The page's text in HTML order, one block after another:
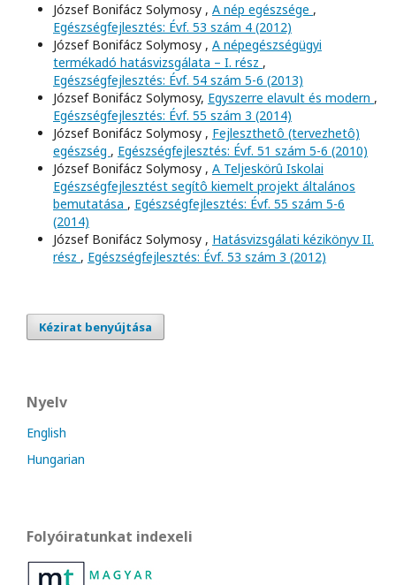
József Bonifácz Solymosy , A nép egészsége ,
Egészségfejlesztés: Évf. 53 szám 4 (2012)
József Bonifácz Solymosy , A népegészségügyi
termékadó hatásvizsgálata – I. rész ,
Egészségfejlesztés: Évf. 54 szám 5-6 (2013)
József Bonifácz Solymosy, Egyszerre elavult és modern ,
Egészségfejlesztés: Évf. 55 szám 3 (2014)
József Bonifácz Solymosy , Fejleszthetô (tervezhetô)
egészség , Egészségfejlesztés: Évf. 51 szám 5-6 (2010)
József Bonifácz Solymosy , A Teljeskörû Iskolai
Egészségfejlesztést segítô kiemelt projekt általános
bemutatása , Egészségfejlesztés: Évf. 55 szám 5-6
(2014)
József Bonifácz Solymosy , Hatásvizsgálati kézikönyv II.
rész , Egészségfejlesztés: Évf. 53 szám 3 (2012)
Kézirat benyújtása
Nyelv
English
Hungarian
Folyóiratunkat indexeli